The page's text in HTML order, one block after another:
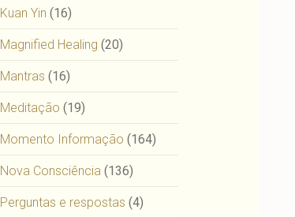
Kuan Yin (16)
Magnified Healing (20)
Mantras (16)
Meditação (19)
Momento Informação (164)
Nova Consciência (136)
Perguntas e respostas (4)